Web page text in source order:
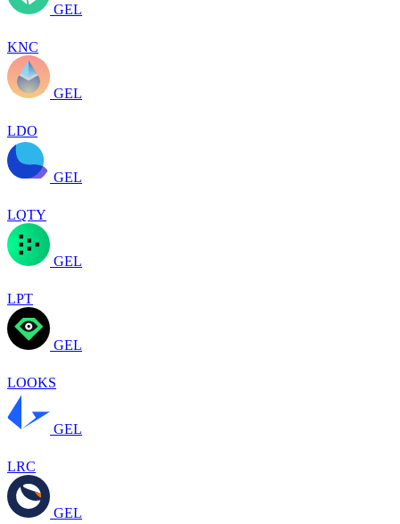
GEL
KNC
GEL
LDO
GEL
LQTY
GEL
LPT
GEL
LOOKS
GEL
LRC
GEL